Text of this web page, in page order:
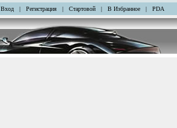
Вход | Регистрация | Стартовой | В Избранное | PDA